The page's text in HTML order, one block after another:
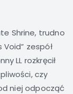
Shrine, trudno
zespół
LL rozkręcił
czy
niej odpocząć